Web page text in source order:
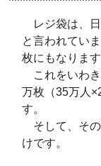
レジ袋は、日
と言われてい
枚にもなります
これをいわき
万枚（35万人
す。
そして、その
けです。